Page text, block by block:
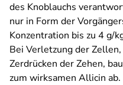
des Knoblauchs
nur in Form der
Konzentration bis zu 4 g/
Bei Verletzung der
Zerdrücken der Zehen,
zum wirksamen Allicin